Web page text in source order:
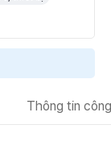
Thông tin